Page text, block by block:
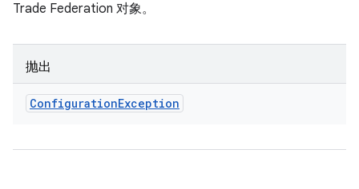
Trade Federation 对象。
抛出
ConfigurationException